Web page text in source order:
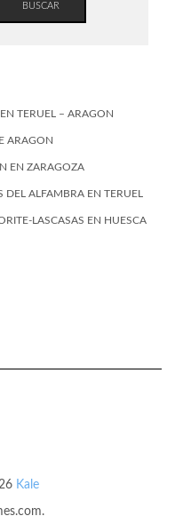
BUSCAR
TERUEL – ARAGON
ARAGON
EN ZARAGOZA
DEL ALFAMBRA EN TERUEL
LASCASAS EN HUESCA
Kale